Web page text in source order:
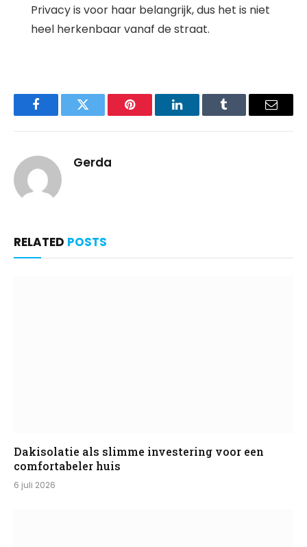
Privacy is voor haar belangrijk, dus het is niet
heel herkenbaar vanaf de straat.
FacebookTwitter Pinterest LinkedInTumblr Email
Gerda
RELATED POSTS
Dakisolatie als slimme investering voor een
comfortabeler huis
6 juli 2026